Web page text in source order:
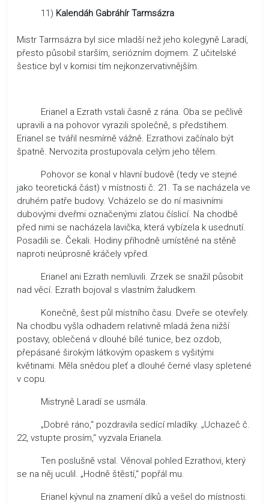
11) Kalendáh Gabráhír Tarmsázra
Mistr Tarmsázra byl sice mladší než jeho kolegyně Laradí,
přesto působil starším, seriózním dojmem. Z učitelské
šestice byl v komisi tím nejkonzervativnějším.
Erianel a Ezrath vstali časně z rána. Oba se pečlivě
upravili a na pohovor vyrazili společně, s předstihem.
Erianel se tvářil nesmírně vážně. Ezrathovi začínalo být
špatně. Nervozita prostupovala celým jeho tělem.
Pohovor se konal v hlavní budově (tedy ve stejné
jako teoretická část) v místnosti č. 21. Ta se nacházela ve
druhém patře budovy. Vcházelo se do ní masivními
dubovými dveřmi označenými zlatou číslicí. Na chodbě
před nimi se nacházela lavička, která vybízela k usednutí.
Posadili se. Čekali. Hodiny příhodně umístěné na stěně
naproti neúprosně kráčely vpřed.
Erianel ani Ezrath nemluvili. Zrzek se snažil působit
nad věcí. Ezrath bojoval s vlastním žaludkem.
Konečně, šest půl místního času. Dveře se otevřely.
Na chodbu vyšla odhadem relativně mladá žena nižší
postavy, oblečená v dlouhé bílé tunice, bez ozdob,
přepásané širokým látkovým opaskem s vyšitými
květinami. Měla snědou pleť a dlouhé černé vlasy spletené
v copu.
Mistryně Laradí se usmála.
„Dobré ráno,“ pozdravila sedící mladíky. „Uchazeč č.
22, vstupte prosím,“ vyzvala Erianela.
Ten poslušně vstal. Věnoval pohled Ezrathovi, který
se na něj uculil. „Hodně štěstí,“ popřál mu.
Erianel kývnul na znamení díků a vešel do místnosti.